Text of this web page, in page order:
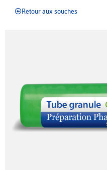
Retour aux souches